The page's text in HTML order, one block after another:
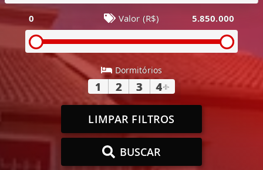
0 Valor (R$) 5.850.000
Dormitórios
1 2 3 4+
LIMPAR FILTROS
BUSCAR